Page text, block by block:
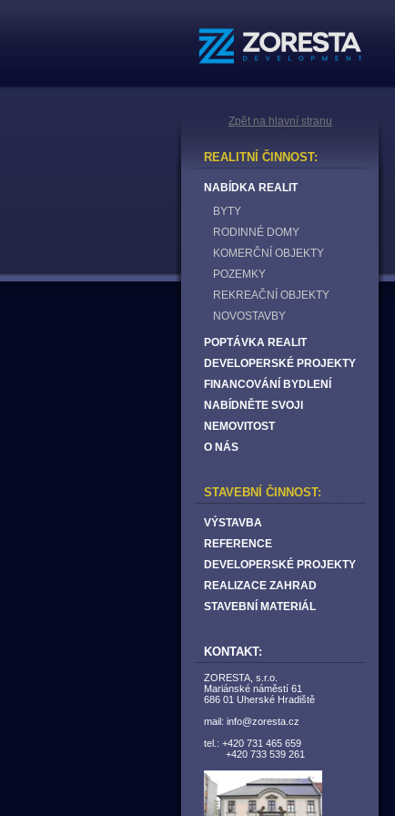
Zpět na hlavní stranu
REALITNÍ ČINNOST:
NABÍDKA REALIT
BYTY
RODINNÉ DOMY
KOMERČNÍ OBJEKTY
POZEMKY
REKREAČNÍ OBJEKTY
NOVOSTAVBY
POPTÁVKA REALIT
DEVELOPERSKÉ PROJEKTY
FINANCOVÁNÍ BYDLENÍ
NABÍDNĚTE SVOJI
NEMOVITOST
O NÁS
STAVEBNÍ ČINNOST:
VÝSTAVBA
REFERENCE
DEVELOPERSKÉ PROJEKTY
REALIZACE ZAHRAD
STAVEBNÍ MATERIÁL
KONTAKT:
ZORESTA, s.r.o.
Mariánské náměstí 61
686 01 Uherské Hradiště
mail: info@zoresta.cz
tel.: +420 731 465 659
+420 733 539 261